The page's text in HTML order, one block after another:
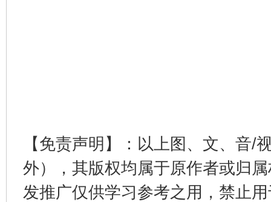
【免责声明】：以上图、文、音/
外），其版权均属于原作者或归
发推广仅供学习参考之用，禁止